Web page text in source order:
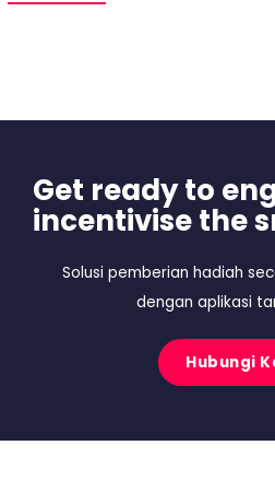
Get ready to
incentivise the
Solusi pemberian hadiah
dengan aplikasi
Hubungi